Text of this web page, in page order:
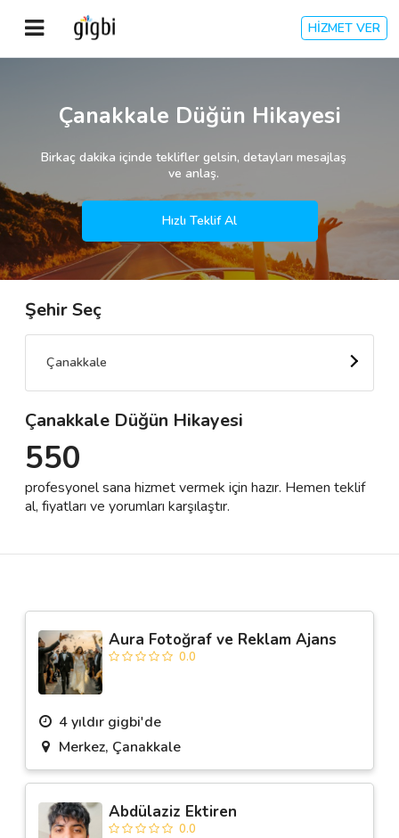
HİZMET VER
Kayıt Ol
Kategoriler
🎈 Biz Kimiz?
🌟 Müşteri Değerlendirmeleri
Destek
İletişim
Çanakkale Düğün Hikayesi
Birkaç dakika içinde teklifler gelsin, detayları mesajlaş
ve anlaş.
Hızlı Teklif Al
Şehir Seç
Çanakkale
Çanakkale Düğün Hikayesi
550
profesyonel sana hizmet vermek için hazır. Hemen teklif
al, fiyatları ve yorumları karşılaştır.
Aura Fotoğraf ve Reklam Ajans
0.0
4 yıldır gigbi'de
Merkez, Çanakkale
Abdülaziz Ektiren
0.0